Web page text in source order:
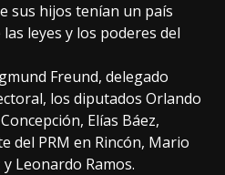
sus hijos tenían un país
leyes y los poderes del
Freund, delegado
los diputados Orlando
Elías Báez,
del PRM en Rincón, Mario
Leonardo Ramos.